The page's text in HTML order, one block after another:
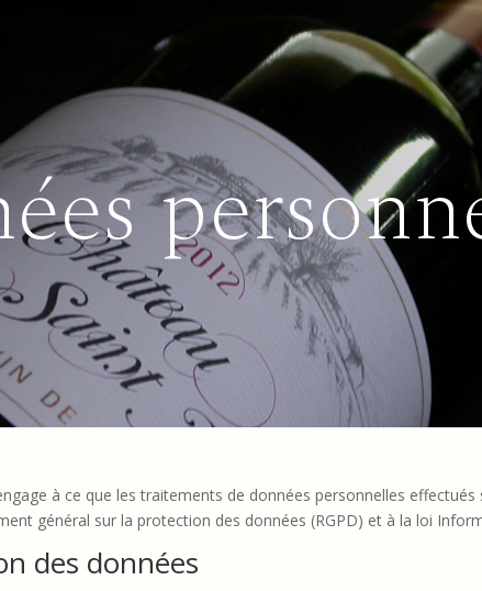
à ce que les traitements de données personnelles effectués
général sur la protection des données (RGPD) et à la loi
des données